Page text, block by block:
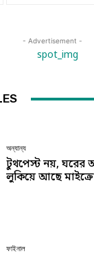
- Advertisement -
অন্যান্য
টুথপেস্ট নয়, ঘরের
লুকিয়ে আছে
ফাইনাল